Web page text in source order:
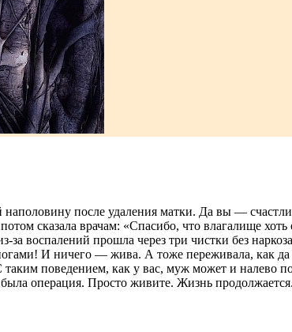
после удаления матки. Да вы —
сказала врачам: «Спасибо, что влагалище
воспалений прошла через три чистки без
И ничего — жива. А тоже переживала, как
таким поведением, как у вас, муж может и налево
была операция. Просто живите. Жизнь